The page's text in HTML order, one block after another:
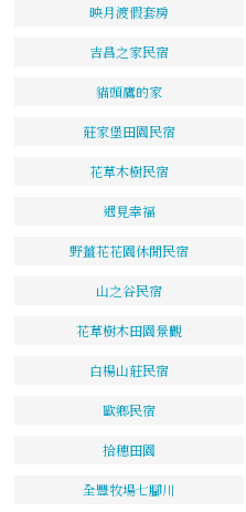
映月渡假套房
吉昌之家民宿
貓頭鷹的家
莊家堡田園民宿
花草木樹民宿
遇見幸福
野薑花花園休閒民宿
山之谷民宿
花草樹木田園景觀
白楊山莊民宿
歐鄉民宿
拾穗田園
全豐牧場七腳川